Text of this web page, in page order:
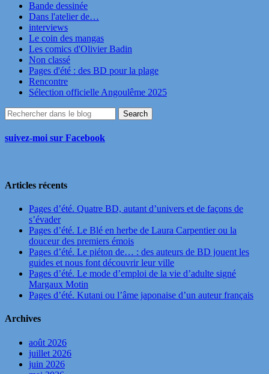
Bande dessinée
Dans l'atelier de…
interviews
Le coin des mangas
Les comics d'Olivier Badin
Non classé
Pages d'été : des BD pour la plage
Rencontre
Sélection officielle Angoulême 2025
suivez-moi sur Facebook
Articles récents
Pages d’été. Quatre BD, autant d’univers et de façons de
s’évader
Pages d’été. Le Blé en herbe de Laura Carpentier ou la
douceur des premiers émois
Pages d’été. Le piéton de… : des auteurs de BD jouent les
guides et nous font découvrir leur ville
Pages d’été. Le mode d’emploi de la vie d’adulte signé
Margaux Motin
Pages d’été. Kutani ou l’âme japonaise d’un auteur français
Archives
août 2026
juillet 2026
juin 2026